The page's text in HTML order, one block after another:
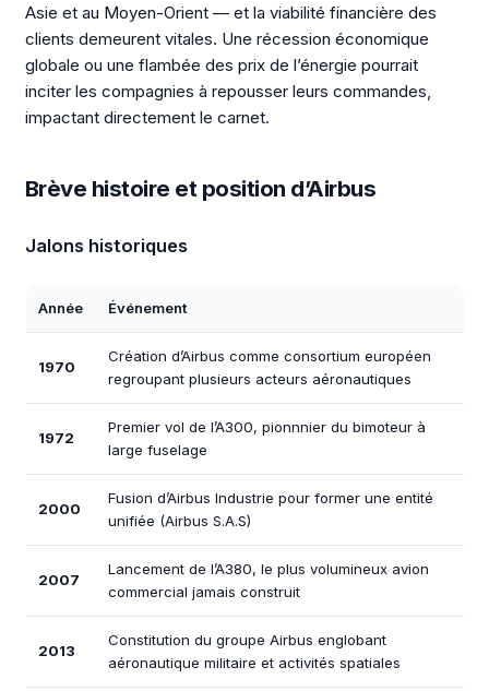
Asie et au Moyen-Orient — et la viabilité financière des
clients demeurent vitales. Une récession économique
globale ou une flambée des prix de l’énergie pourrait
inciter les compagnies à repousser leurs commandes,
impactant directement le carnet.
Brève histoire et position d’Airbus
Jalons historiques
Année Événement
1970
Création d’Airbus comme consortium européen
regroupant plusieurs acteurs aéronautiques
1972
Premier vol de l’A300, pionnnier du bimoteur à
large fuselage
2000
Fusion d’Airbus Industrie pour former une entité
unifiée (Airbus S.A.S)
2007
Lancement de l’A380, le plus volumineux avion
commercial jamais construit
2013
Constitution du groupe Airbus englobant
aéronautique militaire et activités spatiales